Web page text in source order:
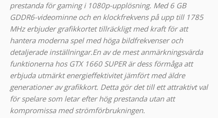
prestanda för gaming i 1080p-upplösning. Med 6 GB
GDDR6-videominne och en klockfrekvens på upp till 1785
MHz erbjuder grafikkortet tillräckligt med kraft för att
hantera moderna spel med höga bildfrekvenser och
detaljerade inställningar.En av de mest anmärkningsvärda
funktionerna hos GTX 1660 SUPER är dess förmåga att
erbjuda utmärkt energieffektivitet jämfört med äldre
generationer av grafikkort. Detta gör det till ett attraktivt val
för spelare som letar efter hög prestanda utan att
kompromissa med strömförbrukningen.